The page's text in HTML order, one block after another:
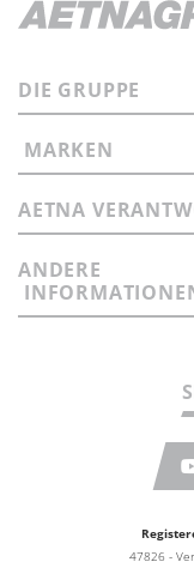
47826 -
DIE GRUPPE
MARKEN
AETNA
ANDERE